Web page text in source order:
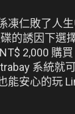
各個分享途徑
這種一次買
凍仁敗了人
的誘因下選
2,000 購
系統就
安心的玩